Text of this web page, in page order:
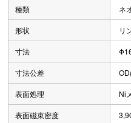
種類 ネ
形状 リ
寸法
寸法公差
表面処理 Ni
表面磁束密度